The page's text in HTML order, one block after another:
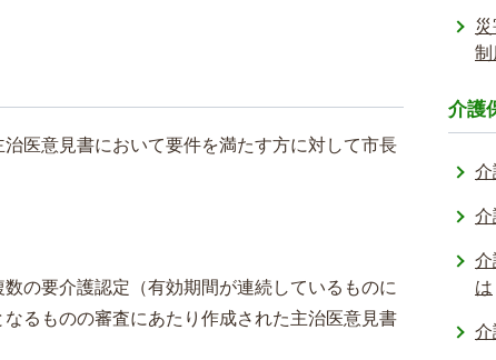
医意見書において要件を満たす方に対して市長
の要介護認定（有効期間が連続しているものに
るものの審査にあたり作成された主治医意見書
制
介護
介
介
介
は
介